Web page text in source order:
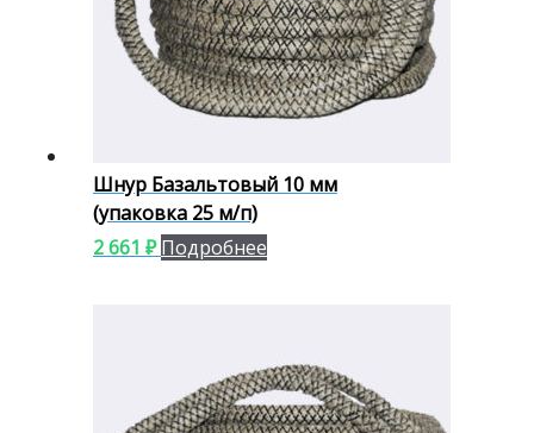
Шнур Базальтовый 10 мм
(упаковка 25 м/п)
2 661 ₽ Подробнее